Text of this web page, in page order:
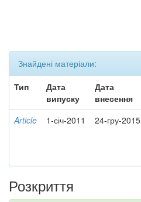
Знайдені матеріали:
Тип
Дата
випуску
Дата
внесення
Article 1-січ-2011 24-гру-2015
Розкриття